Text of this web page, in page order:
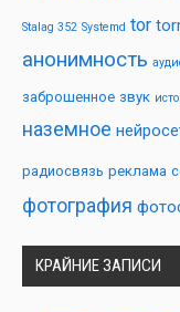
Stalag 352 Systemd tor
анонимность
заброшенное звук
наземное
радиосвязь реклама
фотография
КРАЙНИЕ ЗАПИСИ